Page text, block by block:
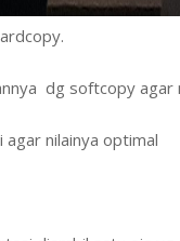
dg softcopy agar
agar nilainya optimal